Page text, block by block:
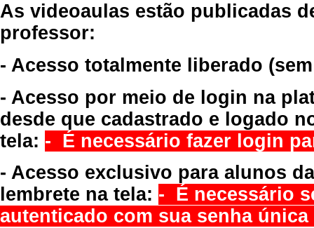
As videoaulas estão publicadas
professor:
- Acesso totalmente liberado
- Acesso por meio de login na
desde que cadastrado e logado
tela: - É necessário fazer login
- Acesso exclusivo para alunos
lembrete na tela: - É necessário
autenticado com sua senha